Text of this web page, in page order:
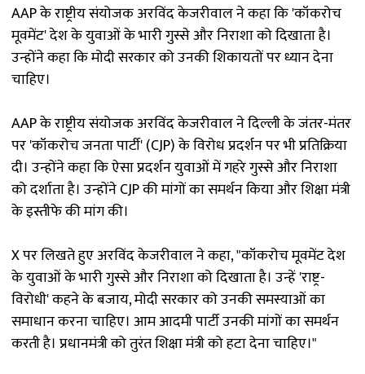
AAP के राष्ट्रीय संयोजक अरविंद केजरीवाल ने कहा कि 'कॉकरोच
मूवमेंट' देश के युवाओं के भारी गुस्से और निराशा को दिखाता है।
उन्होंने कहा कि मोदी सरकार को उनकी शिकायतों पर ध्यान देना
चाहिए।
AAP के राष्ट्रीय संयोजक अरविंद केजरीवाल ने दिल्ली के जंतर-मंतर
पर 'कॉकरोच जनता पार्टी' (CJP) के विरोध प्रदर्शन पर भी प्रतिक्रिया
दी। उन्होंने कहा कि ऐसा प्रदर्शन युवाओं में गहरे गुस्से और निराशा
को दर्शाता है। उन्होंने CJP की मांगों का समर्थन किया और शिक्षा मंत्री
के इस्तीफे की मांग की।
X पर लिखते हुए अरविंद केजरीवाल ने कहा, "कॉकरोच मूवमेंट देश
के युवाओं के भारी गुस्से और निराशा को दिखाता है। उन्हें 'राष्ट्र-
विरोधी' कहने के बजाय, मोदी सरकार को उनकी समस्याओं का
समाधान करना चाहिए। आम आदमी पार्टी उनकी मांगों का समर्थन
करती है। प्रधानमंत्री को तुरंत शिक्षा मंत्री को हटा देना चाहिए।"